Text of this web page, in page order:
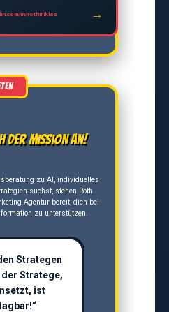
in/rothmiklos
der Mission an!
zu AI, individuelles
suchst, stehen Roth
Agentur bereit, dich bei
zu unterstützen.
Strategen
Stratege,
ist